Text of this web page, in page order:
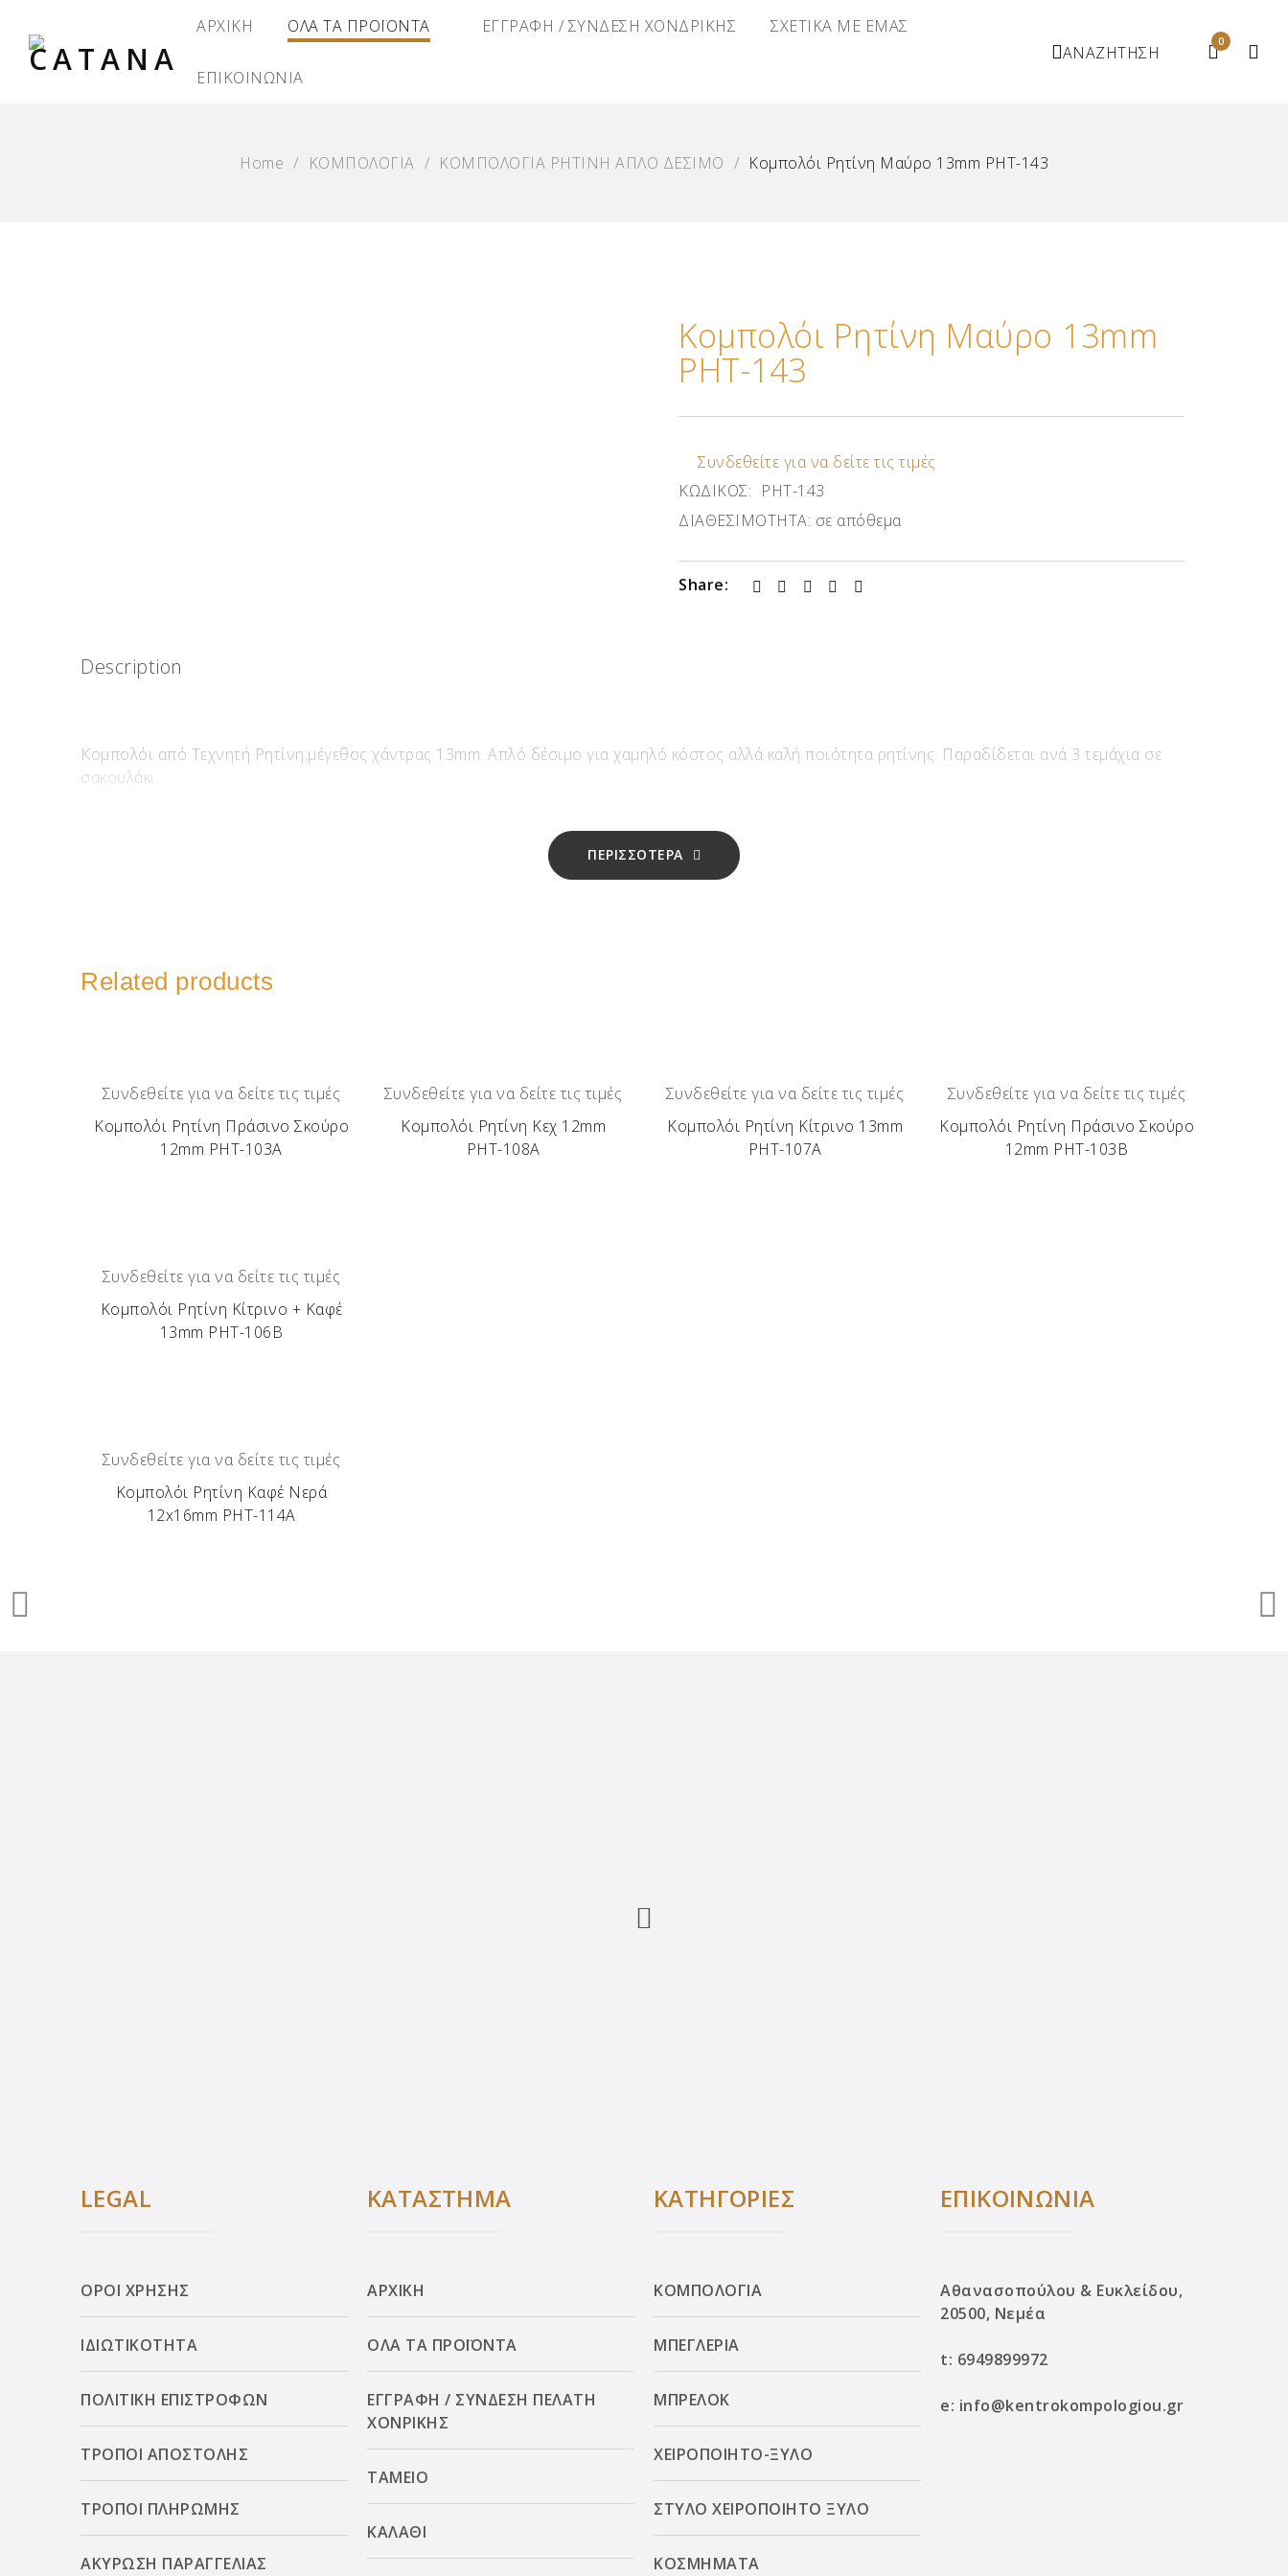
ΑΡΧΙΚΗ ΟΛΑ ΤΑ ΠΡΟΪΟΝΤΑ ΕΓΓΡΑΦΗ / ΣΥΝΔΕΣΗ ΧΟΝΔΡΙΚΗΣ ΣΧΕΤΙΚΑ ΜΕ ΕΜΑΣ
ΕΠΙΚΟΙΝΩΝΙΑ
0
ΑΝΑΖΗΤΗΣΗ
Home / ΚΟΜΠΟΛΟΓΙΑ / ΚΟΜΠΟΛΟΓΙΑ ΡΗΤΙΝΗ ΑΠΛΟ ΔΕΣΙΜΟ / Κομπολόι Ρητίνη Μαύρο 13mm ΡΗΤ-143
Κομπολόι Ρητίνη Μαύρο 13mm
ΡΗΤ-143
Συνδεθείτε για να δείτε τις τιμές
ΚΩΔΙΚΟΣ: ΡΗΤ-143
ΔΙΑΘΕΣΙΜΟΤΗΤΑ: σε απόθεμα
Share:
Description
Κομπολόι από Τεχνητή Ρητίνη,μέγεθος χάντρας 13mm. Απλό δέσιμο για χαμηλό κόστος αλλά καλή ποιότητα ρητίνης. Παραδίδεται ανά 3 τεμάχια σε
σακουλάκι.
ΠΕΡΙΣΣΟΤΕΡΑ
Related products
Συνδεθείτε για να δείτε τις τιμές
Κομπολόι Ρητίνη Πράσινο Σκούρο
12mm ΡΗΤ-103Α
Συνδεθείτε για να δείτε τις τιμές
Κομπολόι Ρητίνη Κεχ 12mm
ΡΗΤ-108Α
Συνδεθείτε για να δείτε τις τιμές
Κομπολόι Ρητίνη Κίτρινο 13mm
ΡΗΤ-107Α
Συνδεθείτε για να δείτε τις τιμές
Κομπολόι Ρητίνη Πράσινο Σκούρο
12mm ΡΗΤ-103Β
Συνδεθείτε για να δείτε τις τιμές
Κομπολόι Ρητίνη Κίτρινο + Καφέ
13mm ΡΗΤ-106Β
Συνδεθείτε για να δείτε τις τιμές
Κομπολόι Ρητίνη Καφέ Νερά
12x16mm ΡΗΤ-114Α
LEGAL
ΟΡΟΙ ΧΡΗΣΗΣ
ΙΔΙΩΤΙΚΟΤΗΤΑ
ΠΟΛΙΤΙΚΗ ΕΠΙΣΤΡΟΦΩΝ
ΤΡΟΠΟΙ ΑΠΟΣΤΟΛΗΣ
ΤΡΟΠΟΙ ΠΛΗΡΩΜΗΣ
ΑΚΥΡΩΣΗ ΠΑΡΑΓΓΕΛΙΑΣ
ΚΑΤΑΣΤΗΜΑ
ΑΡΧΙΚΗ
ΟΛΑ ΤΑ ΠΡΟΪΟΝΤΑ
ΕΓΓΡΑΦΗ / ΣΥΝΔΕΣΗ ΠΕΛΑΤΗ
ΧΟΝΡΙΚΗΣ
ΤΑΜΕΙΟ
ΚΑΛΑΘΙ
ΚΑΤΗΓΟΡΙΕΣ
ΚΟΜΠΟΛΟΓΙΑ
ΜΠΕΓΛΕΡΙΑ
ΜΠΡΕΛΟΚ
ΧΕΙΡΟΠΟΙΗΤΟ-ΞΥΛΟ
ΣΤΥΛΟ ΧΕΙΡΟΠΟΙΗΤΟ ΞΥΛΟ
ΚΟΣΜΗΜΑΤΑ
ΕΠΙΚΟΙΝΩΝΙΑ
Αθανασοπούλου & Ευκλείδου,
20500, Νεμέα
t: 6949899972
e: info@kentrokompologiou.gr